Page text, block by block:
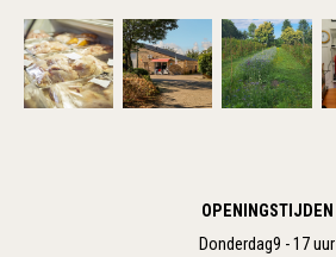
OPENINGSTIJDEN
Donderdag9 - 17 uur